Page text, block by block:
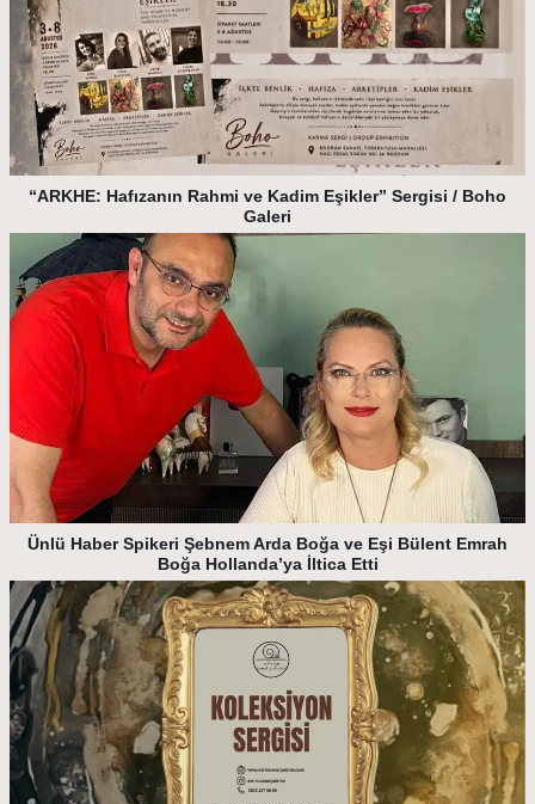
“ARKHE: Hafızanın Rahmi ve Kadim Eşikler” Sergisi / Boho
Galeri
Ünlü Haber Spikeri Şebnem Arda Boğa ve Eşi Bülent Emrah
Boğa Hollanda’ya İltica Etti